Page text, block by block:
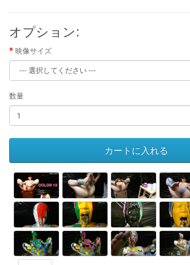
オプション:
映像サイズ
数量
カートに入れる